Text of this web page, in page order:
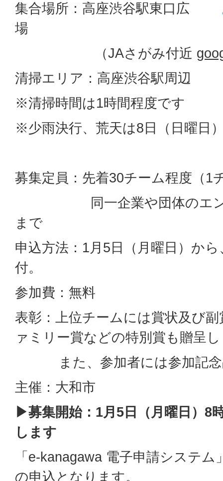
集合場所：高座渋谷駅東口広
場
（JAさがみ付近
清掃エリア：高座渋谷駅周辺
※清掃時間は1時間程度です
※少雨決行、荒天は8日（日曜日
募集定員：先着30チーム程度（1
同一企業や団体のエント
まで
申込方法：1月5日（月曜日）か
付。
参加費：無料
表彰：上位チームには賞状及び
ァミリー賞などの特別賞も贈呈
また、参加者には参加記念
主催：大和市
▶募集開始：1月5日（月曜日）8
します
「e-kanagawa 電子申請システ
の申込となります。